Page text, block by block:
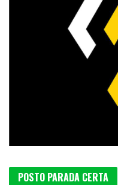
POSTO PARADA CERTA